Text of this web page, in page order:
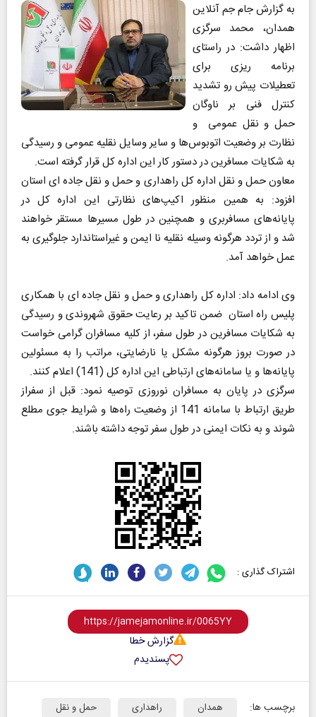
به گزارش جام جم آنلاین
همدان، محمد سرگزی
اظهار داشت: در راستای
برنامه ریزی برای
تعطیلات پیش رو تشديد
کنترل فنی بر ناوگان
حمل و نقل عمومی و
نظارت بر وضعیت اتوبوس‌ها و سایر وسایل نقلیه عمومی و رسیدگی
به شکایات مسافرین در دستور کار این اداره کل قرار گرفته است.
معاون حمل و نقل اداره کل راهداری و حمل و نقل جاده ای استان
افزود: به همین منظور اکیپ‌های نظارتی این اداره کل در
پایانه‌های مسافربری و همچنین در طول مسیرها مستقر خواهند
شد و از تردد هرگونه وسیله نقلیه نا ایمن و غیراستاندارد جلوگیری به
عمل خواهد آمد.
وی ادامه داد: اداره کل راهداری و حمل و نقل جاده ای با همکاری
پلیس راه استان ضمن تاکید بر رعایت حقوق شهروندی و رسیدگی
به شکایات مسافرین در طول سفر، از کلیه مسافران گرامی خواست
در صورت بروز هرگونه مشکل یا نارضایتی، مراتب را به مسئولین
پایانه‌ها و یا سامانه‌های ارتباطی این اداره کل (141) اعلام کنند.
سرگزی در پایان به مسافران نوروزی توصیه نمود: قبل از سفراز
طریق ارتباط با سامانه 141 از وضعیت راه‌ها و شرایط جوی مطلع
شوند و به نکات ایمنی در طول سفر توجه داشته باشند.
اشتراک گذاری :
گزارش خطا
پسندیدم
برچسب ها: همدان راهداری حمل و نقل